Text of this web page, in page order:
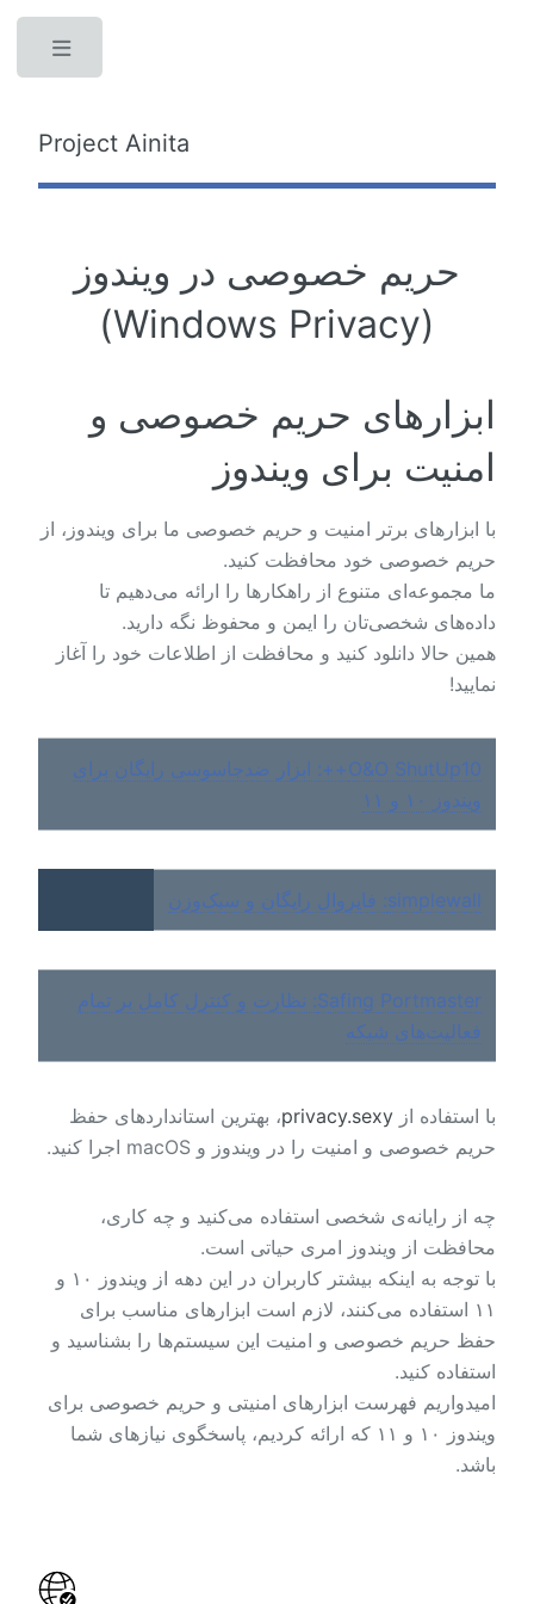
Project Ainita
حریم خصوصی در ویندوز
(Windows Privacy)
ابزارهای حریم خصوصی و
امنیت برای ویندوز
با ابزارهای برتر امنیت و حریم خصوصی ما برای ویندوز، از
حریم خصوصی خود محافظت کنید.
ما مجموعه‌ای متنوع از راهکارها را ارائه می‌دهیم تا
داده‌های شخصی‌تان را ایمن و محفوظ نگه دارید.
همین حالا دانلود کنید و محافظت از اطلاعات خود را آغاز
نمایید!
O&O ShutUp10++: ابزار ضدجاسوسی رایگان برای
ویندوز ۱۰ و ۱۱
simplewall: فایروال رایگان و سبک‌وزن
Safing Portmaster: نظارت و کنترل کامل بر تمام
فعالیت‌های شبکه
با استفاده از privacy.sexy، بهترین استانداردهای حفظ
حریم خصوصی و امنیت را در ویندوز و macOS اجرا کنید.
چه از رایانه‌ی شخصی استفاده می‌کنید و چه کاری،
محافظت از ویندوز امری حیاتی است.
با توجه به اینکه بیشتر کاربران در این دهه از ویندوز ۱۰ و
۱۱ استفاده می‌کنند، لازم است ابزارهای مناسب برای
حفظ حریم خصوصی و امنیت این سیستم‌ها را بشناسید و
استفاده کنید.
امیدواریم فهرست ابزارهای امنیتی و حریم خصوصی برای
ویندوز ۱۰ و ۱۱ که ارائه کردیم، پاسخگوی نیازهای شما
باشد.